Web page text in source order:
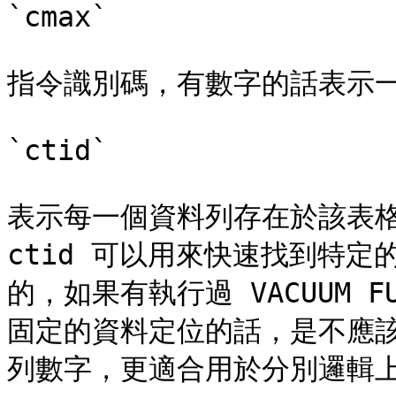
`cmax`
指令識別碼，有數字的話表示
`ctid`
表示每一個資料列存在於該表
ctid 可以用來快速找到特定
的，如果有執行過
固定的資料定位的話，是不應
列數字，更適合用於分別邏輯